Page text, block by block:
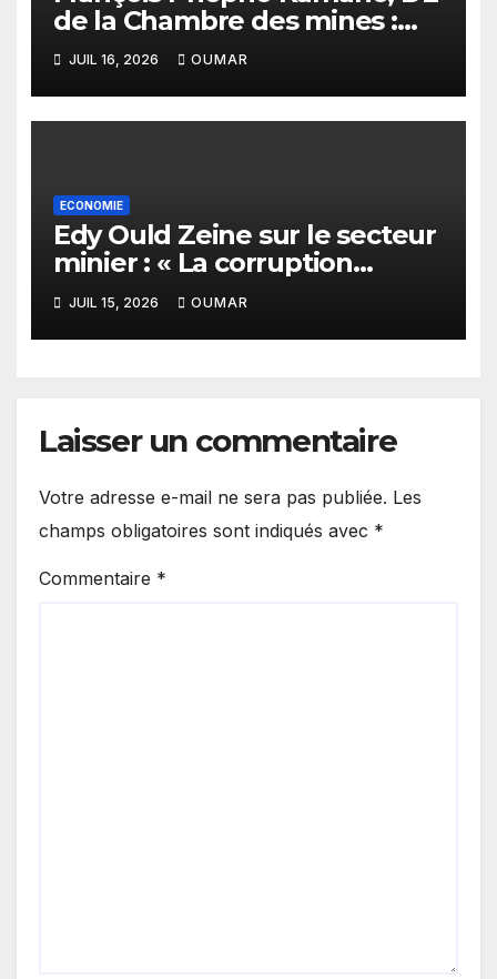
de la Chambre des mines :
« la Guinée est aujourd’hui la
meilleure des destinations »
JUIL 16, 2026 OUMAR
ECONOMIE
Edy Ould Zeine sur le secteur
minier : « La corruption
n’existe pas en Mauritanie »
JUIL 15, 2026 OUMAR
Laisser un commentaire
Votre adresse e-mail ne sera pas publiée. Les
champs obligatoires sont indiqués avec *
Commentaire *